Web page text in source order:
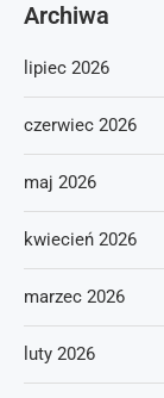
Archiwa
lipiec 2026
czerwiec 2026
maj 2026
kwiecień 2026
marzec 2026
luty 2026